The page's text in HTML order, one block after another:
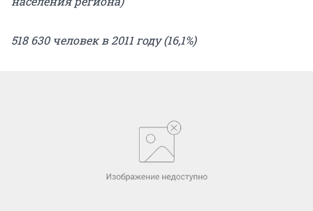
518 630 человек в 2011 году (16,1%)